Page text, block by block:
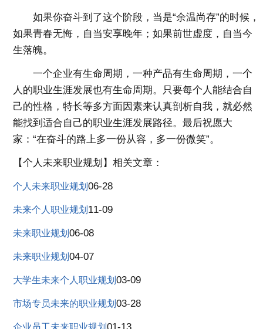
如果你奋斗到了这个阶段，当是“余温尚存”的时候，
如果青春无悔，自当安享晚年；如果前世虚度，自当今
生落魄。
一个企业有生命周期，一种产品有生命周期，一个
人的职业生涯发展也有生命周期。只要每个人能结合自
己的性格，特长等多方面因素来认真剖析自我，就必然
能找到适合自己的职业生涯发展路径。最后祝愿大
家：“在奋斗的路上多一份从容，多一份微笑”。
【个人未来职业规划】相关文章：
个人未来职业规划06-28
未来个人职业规划 11-09
未来职业规划06-08
未来职业规划04-07
大学生未来个人职业规划03-09
市场专员未来的职业规划03-28
企业员工未来职业规划